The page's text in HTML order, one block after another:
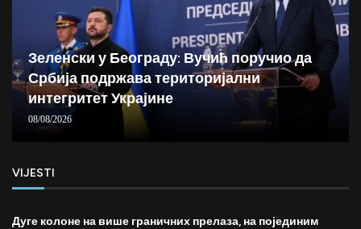
Зеленски у Београду: Вучић поручио да
Србија подржава територијални
интегритет Украјине
08/08/2026
VIJESTI
Дуге колоне на више граничних прелаза, на појединим